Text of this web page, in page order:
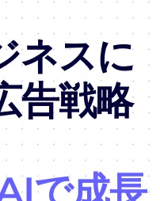
ネスに
告戦略
で成長